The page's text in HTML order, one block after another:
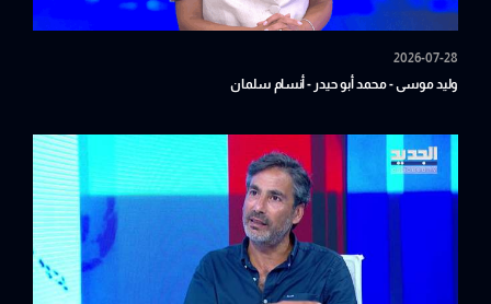
2026-07-28
وليد موسى - محمد أبو حيدر - أنسام سلمان